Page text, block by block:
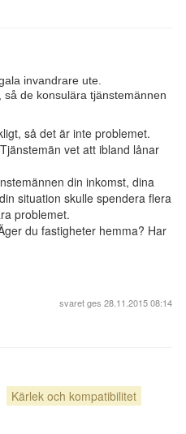
invandrare ute.
de konsulära tjänstemännen
så det är inte problemet.
vet att ibland lånar
din inkomst, dina
situation skulle spendera flera
problemet.
du fastigheter hemma? Har
svaret ges 28.11.2015 08:14
Kärlek och kompatibilitet